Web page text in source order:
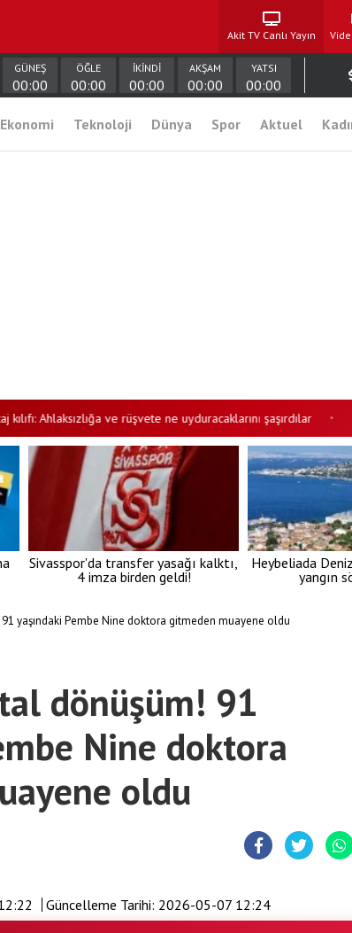
Akit TV Canlı Yayın
GÜNEŞ
00:00
ÖĞLE
00:00
İKİNDİ
00:00
AKŞAM
00:00
YATSI
00:00
Ekonomi Teknoloji Dünya Spor Aktuel
ve rüşvete ne uyduracaklarını şaşırdılar • Türkiye
Sivasspor'da transfer yasağı kalktı,
4 imza birden geldi!
Heybeliada
yangın
yaşındaki Pembe Nine doktora gitmeden muayene oldu
dönüşüm! 91
Nine doktora
oldu
Güncelleme Tarihi: 2026-05-07 12:24